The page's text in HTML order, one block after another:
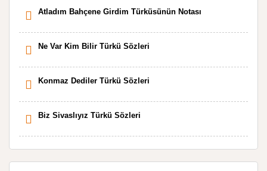
Atladım Bahçene Girdim Türküsünün Notası
Ne Var Kim Bilir Türkü Sözleri
Konmaz Dediler Türkü Sözleri
Biz Sivaslıyız Türkü Sözleri